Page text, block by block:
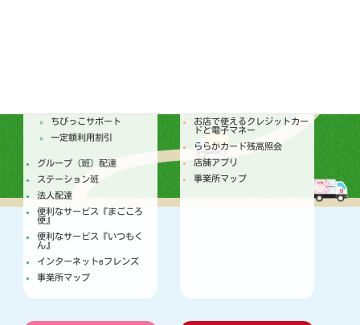
ちびっこサポート
一定額利用割引
グループ（班）配達
ステーション班
法人配達
便利なサービス『まごころ
便』
便利なサービス『いつもく
ん』
インターネットeフレンズ
事業所マップ
お店で使えるクレジットカー
ドと電子マネー
ららかカード残高照会
店舗アプリ
事業所マップ